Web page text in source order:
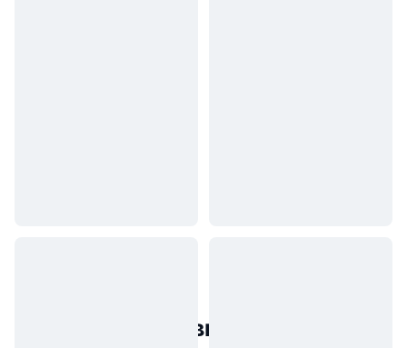
Популярні активи реального